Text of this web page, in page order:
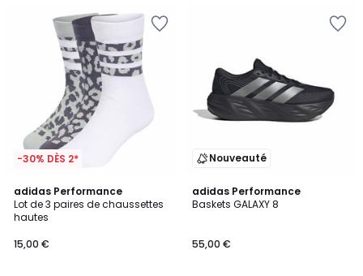
-30% DÈS 2*
adidas Performance
Lot de 3 paires de chaussettes
hautes
15,00 €
4,9
/ 5
Nouveauté
adidas Performance
Baskets GALAXY 8
55,00 €
4,9
/ 5
2
Couleurs